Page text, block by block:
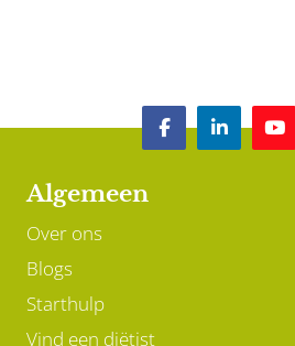
Algemeen
Over ons
Blogs
Starthulp
Vind een diëtist